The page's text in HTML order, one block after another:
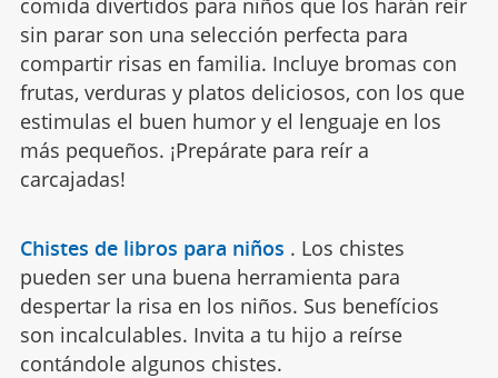
comida divertidos para niños que los harán reír
sin parar son una selección perfecta para
compartir risas en familia. Incluye bromas con
frutas, verduras y platos deliciosos, con los que
estimulas el buen humor y el lenguaje en los
más pequeños. ¡Prepárate para reír a
carcajadas!
Chistes de libros para niños . Los chistes
pueden ser una buena herramienta para
despertar la risa en los niños. Sus benefícios
son incalculables. Invita a tu hijo a reírse
contándole algunos chistes.